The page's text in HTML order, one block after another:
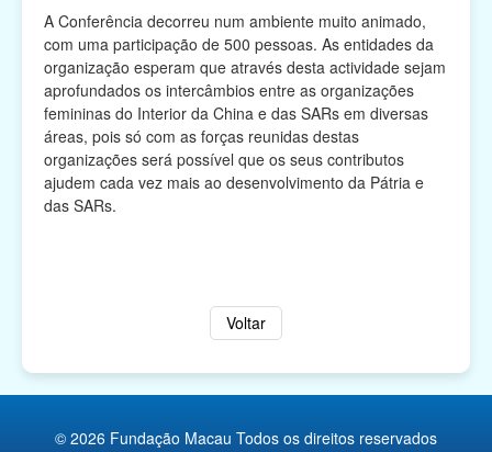
A Conferência decorreu num ambiente muito animado,
com uma participação de 500 pessoas. As entidades da
organização esperam que através desta actividade sejam
aprofundados os intercâmbios entre as organizações
femininas do Interior da China e das SARs em diversas
áreas, pois só com as forças reunidas destas
organizações será possível que os seus contributos
ajudem cada vez mais ao desenvolvimento da Pátria e
das SARs.
Voltar
© 2026 Fundação Macau Todos os direitos reservados